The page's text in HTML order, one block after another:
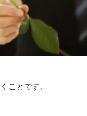
ことです。